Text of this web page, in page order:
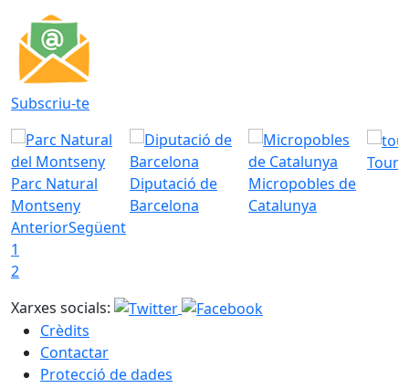
Subscriu-te
Parc Natural
Montseny
Diputació de
Barcelona
Micropobles de
Catalunya
AnteriorSegüent
1
2
Xarxes socials:
Crèdits
Contactar
Protecció de dades